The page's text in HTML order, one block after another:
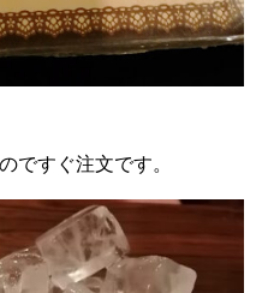
ですぐ注文です。